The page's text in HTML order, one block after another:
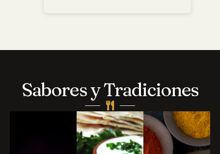
Sabores y Tradiciones